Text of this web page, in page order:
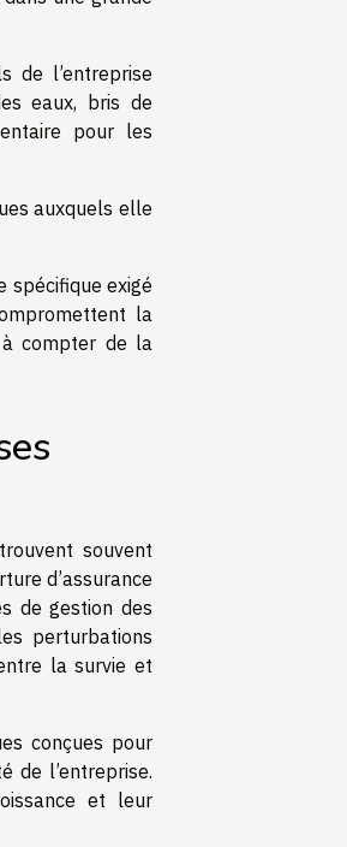
de l’entreprise
eaux, bris de
pour les
auxquels elle
spécifique exigé
la
compter de la
souvent
d’assurance
de gestion des
perturbations
la survie et
conçues pour
de l’entreprise.
et leur